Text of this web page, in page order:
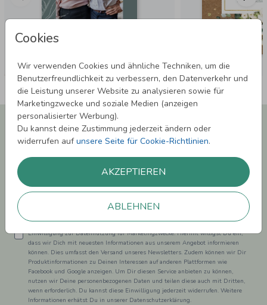
Cookies
Wir verwenden Cookies und ähnliche Techniken, um die
Benutzerfreundlichkeit zu verbessern, den Datenverkehr und
die Leistung unserer Website zu analysieren sowie für
Marketingzwecke und soziale Medien (anzeigen
personalisierter Werbung).
Du kannst deine Zustimmung jederzeit ändern oder
widerrufen aufunsere Seite für Cookie-Richtlinien.
AKZEPTIEREN
ABLEHNEN
Newsletter abonnieren und 5,00 € Rabatt**
sichern!
Laufenden.
Einwilligung zur Datennutzung für Marketingzwecke: Hiermit willigst Du ein,
dass wir Dich mit neuesten Informationen aus unserem Angebot informieren
können. Dies umfasst den Versand unseres Newsletters. Zudem können wir Dir
Produktinformationen zu Deinen Interessen auf anderen Plattformen wie
Facebook und Google anzeigen. Um Dir diesen Service anbieten zu können,
nutzen wir Deine personenbezogenen Daten und teilen diese auch mit Dritten,
wenn erforderlich. Du kannst diese Einwilligung jederzeit widerrufen. Weitere
Informationen erhätst Du in unserer Datenschutzerklärung.